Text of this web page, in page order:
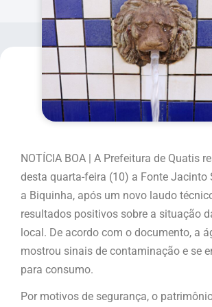
NOTÍCIA BOA | A Prefeitura de Quatis
desta quarta-feira (10) a Fonte Jacinto
a Biquinha, após um novo laudo
resultados positivos sobre a situação
local. De acordo com o documento, a
mostrou sinais de contaminação e se
para consumo.
Por motivos de segurança, o